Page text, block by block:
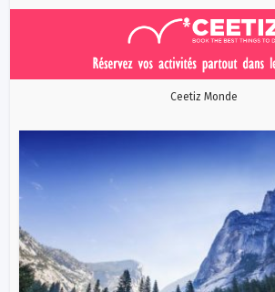
Ceetiz Monde